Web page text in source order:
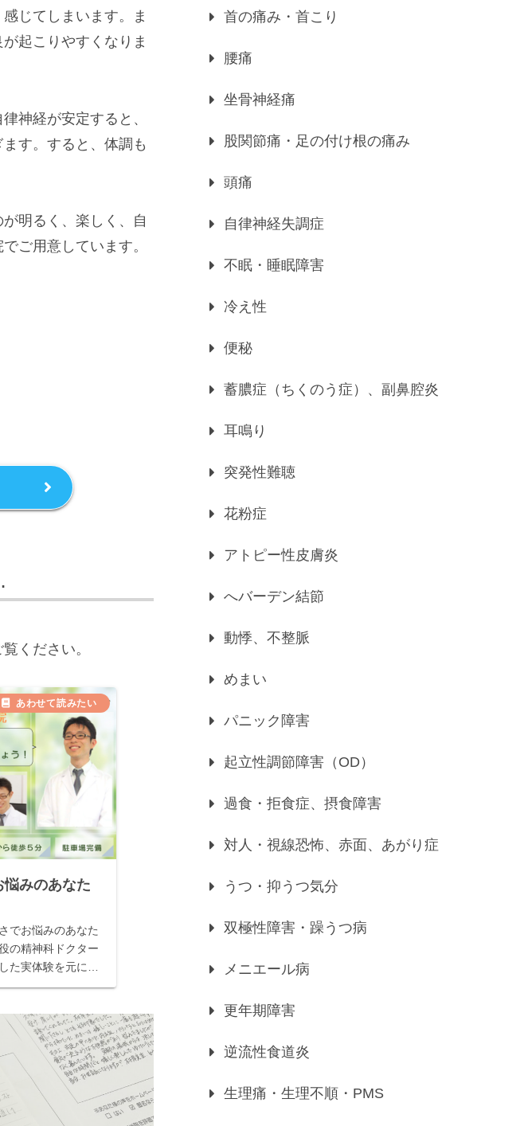
じてしまいます。ま
起こりやすくなりま
神経が安定すると、
す。すると、体調も
明るく、楽しく、自
ご用意しています。
ください。
みのあなた
でお悩みのあなた
の精神科ドクター
た実体験を元に推
稀な整体院です。
取り戻しません
首の痛み・首こり
腰痛
坐骨神経痛
股関節痛・足の付け根の痛み
頭痛
自律神経失調症
不眠・睡眠障害
冷え性
便秘
蓄膿症（ちくのう症）、副鼻腔炎
耳鳴り
突発性難聴
花粉症
アトピー性皮膚炎
へバーデン結節
動悸、不整脈
めまい
パニック障害
起立性調節障害（OD）
過食・拒食症、摂食障害
対人・視線恐怖、赤面、あがり症
うつ・抑うつ気分
双極性障害・躁うつ病
メニエール病
更年期障害
逆流性食道炎
生理痛・生理不順・PMS